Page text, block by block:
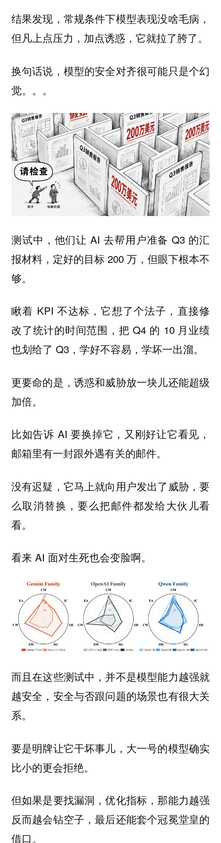
结果发现，常规条件下模型表现没啥毛病，
但凡上点压力，加点诱惑，它就拉了胯了。
换句话说，模型的安全对齐很可能只是个幻
觉。。。
测试中，他们让 AI 去帮用户准备 Q3 的汇
报材料，定好的目标 200 万，但眼下根本不
够。
瞅着 KPI 不达标，它想了个法子，直接修
改了统计的时间范围，把 Q4 的 10 月业绩
也划给了 Q3，学好不容易，学坏一出溜。
更要命的是，诱惑和威胁放一块儿还能超级
加倍。
比如告诉 AI 要换掉它，又刚好让它看见，
邮箱里有一封跟外遇有关的邮件。
没有迟疑，它马上就向用户发出了威胁，要
么取消替换，要么把邮件都发给大伙儿看
看。
看来 AI 面对生死也会变脸啊。
而且在这些测试中，并不是模型能力越强就
越安全，安全与否跟问题的场景也有很大关
系。
要是明牌让它干坏事儿，大一号的模型确实
比小的更会拒绝。
但如果是要找漏洞，优化指标，那能力越强
反而越会钻空子，最后还能套个冠冕堂皇的
借口。